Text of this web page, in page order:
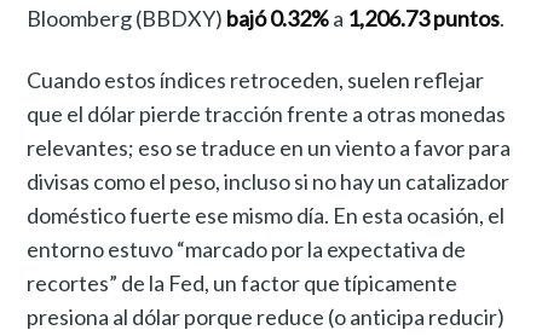
Bloomberg (BBDXY) bajó 0.32%a 1,206.73 puntos.
Cuando estos índices retroceden, suelen reflejar
que el dólar pierde tracción frente a otras monedas
relevantes; eso se traduce en un viento a favor para
divisas como el peso, incluso si no hay un catalizador
doméstico fuerte ese mismo día. En esta ocasión, el
entorno estuvo “marcado por la expectativa de
recortes” de la Fed, un factor que típicamente
presiona al dólar porque reduce (o anticipa reducir)